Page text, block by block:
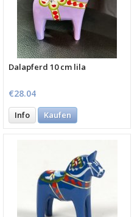
Dalapferd 10 cm lila
€28.04
Info Kaufen